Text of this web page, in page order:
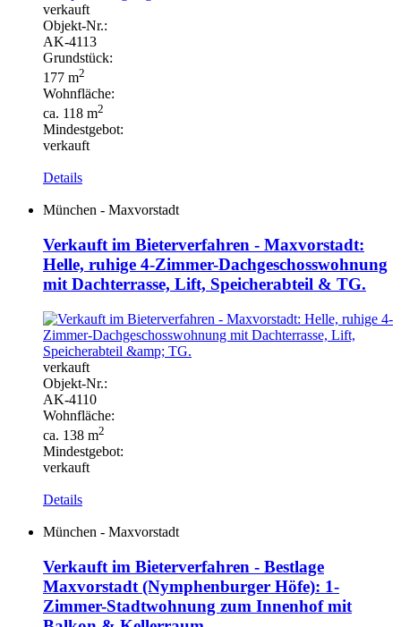
verkauft
Objekt-Nr.:
AK-4113
Grundstück:
177 m2
Wohnfläche:
ca. 118 m2
Mindestgebot:
verkauft
Details
München - Maxvorstadt
Verkauft im Bieterverfahren - Maxvorstadt:
Helle, ruhige 4-Zimmer-Dachgeschosswohnung
mit Dachterrasse, Lift, Speicherabteil & TG.
verkauft
Objekt-Nr.:
AK-4110
Wohnfläche:
ca. 138 m2
Mindestgebot:
verkauft
Details
München - Maxvorstadt
Verkauft im Bieterverfahren - Bestlage
Maxvorstadt (Nymphenburger Höfe): 1-
Zimmer-Stadtwohnung zum Innenhof mit